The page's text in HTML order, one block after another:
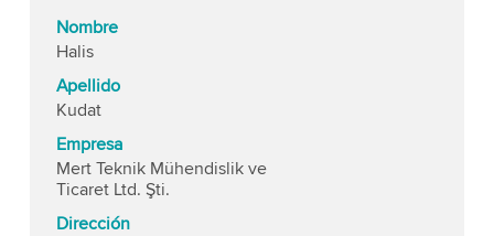
Nombre
Halis
Apellido
Kudat
Empresa
Mert Teknik Mühendislik ve
Ticaret Ltd. Şti.
Dirección